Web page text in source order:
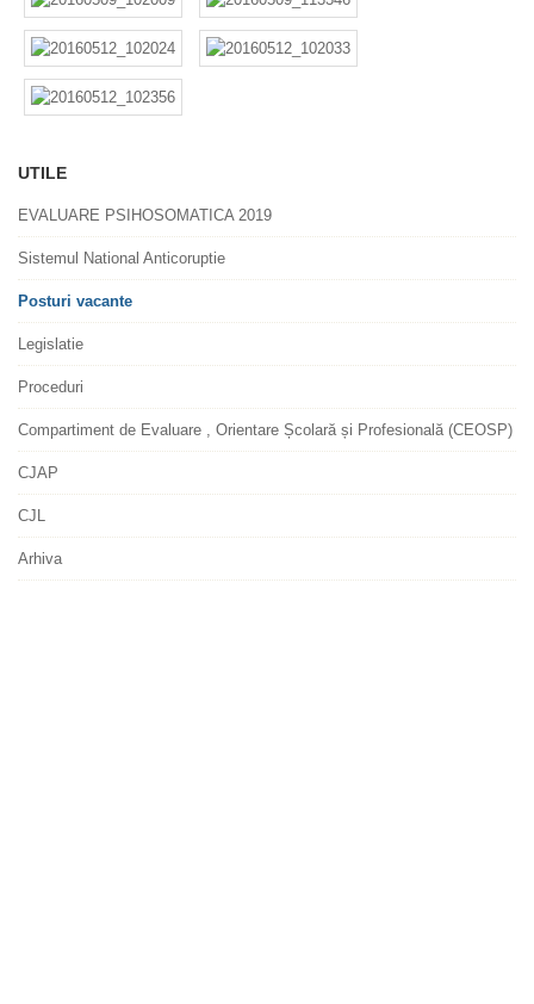
UTILE
EVALUARE PSIHOSOMATICA 2019
Sistemul National Anticoruptie
Posturi vacante
Legislatie
Proceduri
Compartiment de Evaluare , Orientare Școlară și Profesională (CEOSP)
CJAP
CJL
Arhiva